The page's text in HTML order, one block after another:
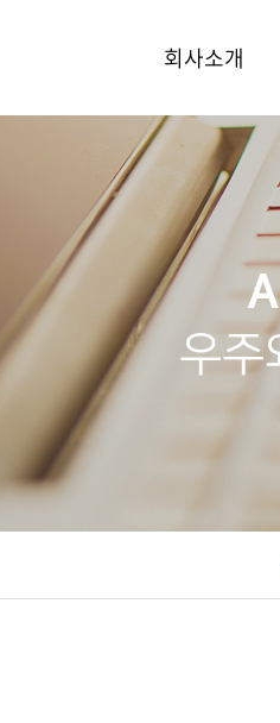
회사소개
회사소개
CEO인사말
리더쉽팀
회사연혁
오시는길
우주